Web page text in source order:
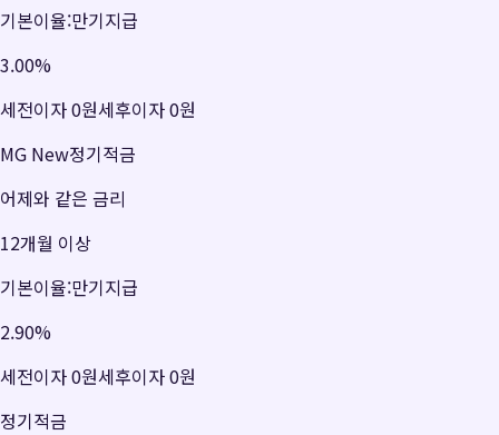
기본이율:만기지급
3.00%
세전이자0원세후이자0원
MG New정기적금
어제와 같은 금리
12개월 이상
기본이율:만기지급
2.90%
세전이자0원세후이자0원
정기적금